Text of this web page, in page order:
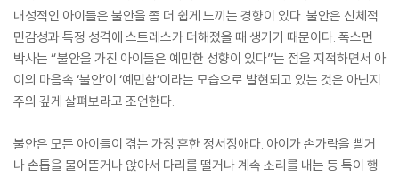
내성적인 아이들은 불안을 좀 더 쉽게 느끼는 경향이 있다. 불안은 신체적
민감성과 특정 성격에 스트레스가 더해졌을 때 생기기 때문이다. 폭스먼
박사는 “불안을 가진 아이들은 예민한 성향이 있다”는 점을 지적하면서 아
이의 마음속 ‘불안’이 ‘예민함’이라는 모습으로 발현되고 있는 것은 아닌지
주의 깊게 살펴보라고 조언한다.
불안은 모든 아이들이 겪는 가장 흔한 정서장애다. 아이가 손가락을 빨거
나 손톱을 물어뜯거나 앉아서 다리를 떨거나 계속 소리를 내는 등 특이 행